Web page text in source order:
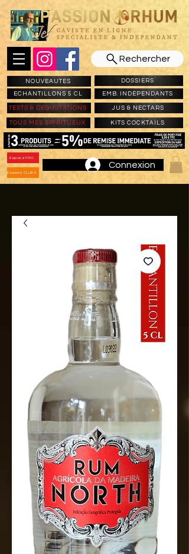
Rechercher
NOUVEAUTES
ECHANTILLONS 5 CL
DOSSIERS
EMB. INDEPENDANTS
TESTS & DEGUSTATIONS JUS & NECTARS
TOUS MES SPIRITUEUX KITS COCKTAILS
Espace PRO
Espace CLUBS
Connexion